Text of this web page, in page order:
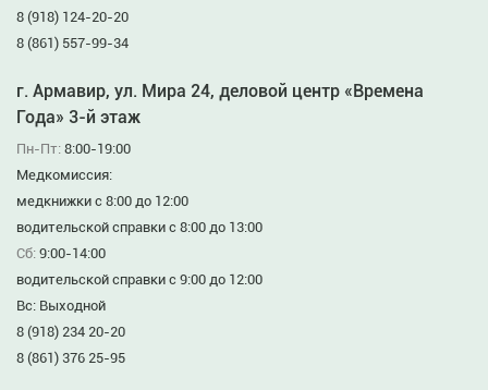
8 (918) 124-20-20
8 (861) 557-99-34
г. Армавир, ул. Мира 24, деловой центр «Времена
Года» 3-й этаж
Пн-Пт: 8:00-19:00
Медкомиссия:
медкнижки с 8:00 до 12:00
водительской справки с 8:00 до 13:00
Сб: 9:00-14:00
водительской справки с 9:00 до 12:00
Вс: Выходной
8 (918) 234 20-20
8 (861) 376 25-95